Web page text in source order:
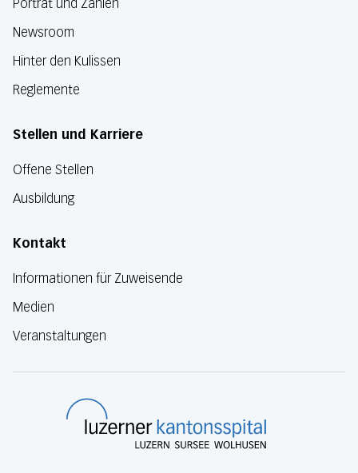
Porträt und Zahlen
Newsroom
Hinter den Kulissen
Reglemente
Stellen und Karriere
Offene Stellen
Ausbildung
Kontakt
Informationen für Zuweisende
Medien
Veranstaltungen